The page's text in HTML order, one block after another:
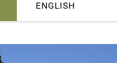
ENGLISH